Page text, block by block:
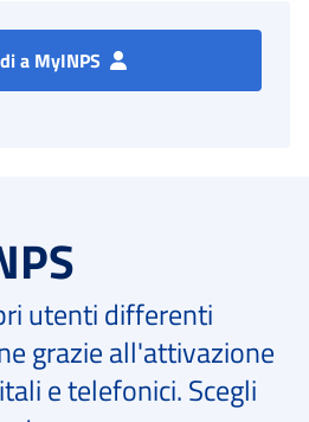
a MyINPS
utenti differenti
grazie all'attivazione
e telefonici. Scegli